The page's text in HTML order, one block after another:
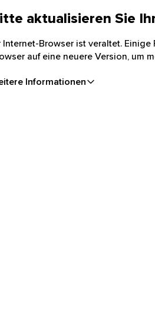
aktualisieren Sie
Internet-Browser ist veraltet.
auf eine neuere Version, um
Informationen